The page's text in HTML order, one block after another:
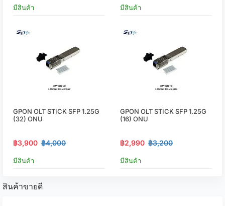
มีสินค้า มีสินค้า
GPON OLT STICK SFP 1.25G
(32) ONU
฿3,900 ฿4,000
มีสินค้า
GPON OLT STICK SFP 1.25G
(16) ONU
฿2,990 ฿3,200
มีสินค้า
สินค้าขายดี